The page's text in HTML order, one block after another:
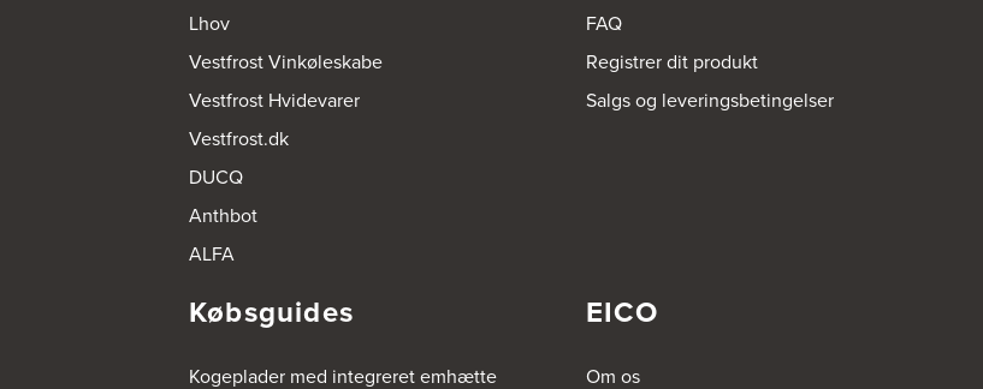
Lhov
Vestfrost Vinkøleskabe
Vestfrost Hvidevarer
Vestfrost.dk
DUCQ
Anthbot
ALFA
FAQ
Registrer dit produkt
Salgs og leveringsbetingelser
Købsguides
Kogeplader med integreret emhætte
EICO
Om os